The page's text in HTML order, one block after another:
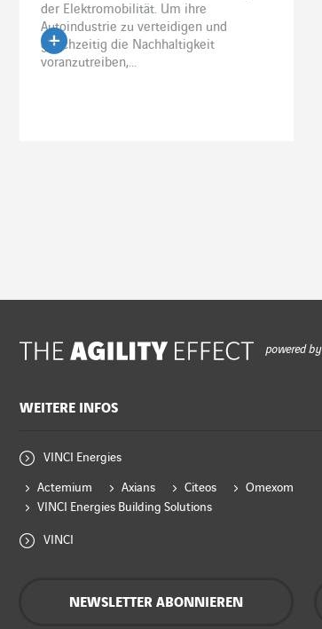
der Elektromobilität. Um ihre
Autoindustrie zu verteidigen und
gleichzeitig die Nachhaltigkeit
voranzutreiben,...
Artikel lesen
powered by
WEITERE INFOS
VINCI Energies
Actemium Axians Citeos
Omexom
VINCI Energies Building Solutions
VINCI
NEWSLETTER ABONNIEREN